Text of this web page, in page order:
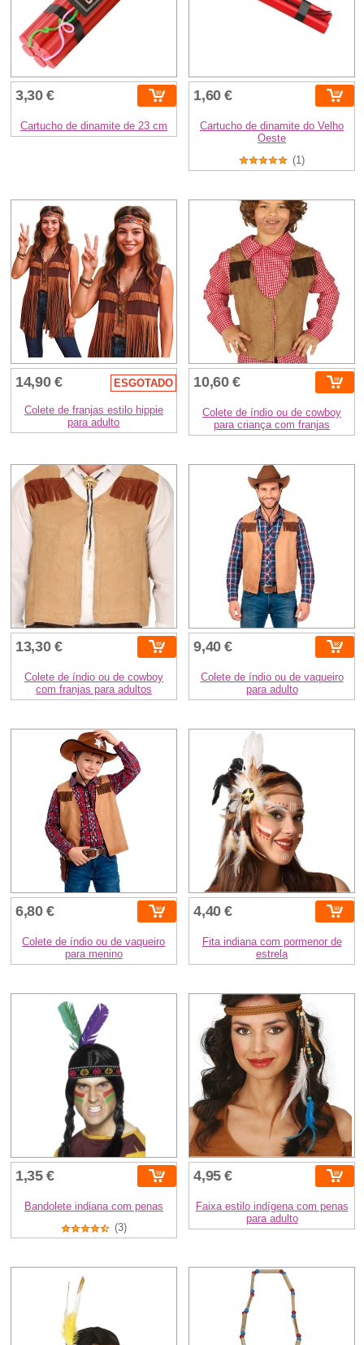
3,30 €
Cartucho de dinamite de 23 cm
1,60 €
Cartucho de dinamite do Velho
Oeste
(1)
14,90 € ESGOTADO
Colete de franjas estilo hippie
para adulto
10,60 €
Colete de índio ou de cowboy
para criança com franjas
13,30 €
Colete de índio ou de cowboy
com franjas para adultos
9,40 €
Colete de índio ou de vaqueiro
para adulto
6,80 €
Colete de índio ou de vaqueiro
para menino
4,40 €
Fita indiana com pormenor de
estrela
1,35 €
Bandolete indiana com penas
(3)
4,95 €
Faixa estilo indígena com penas
para adulto